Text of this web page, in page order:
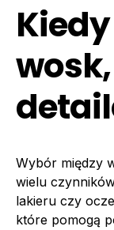
Wybór między
wielu
lakieru czy
które pomogą